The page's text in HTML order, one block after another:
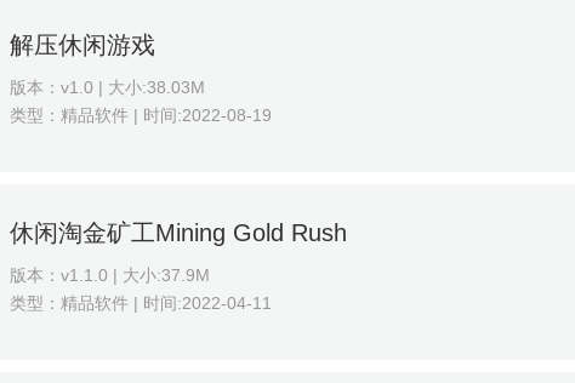
解压休闲游戏
版本：v1.0 | 大小:38.03M
类型：精品软件 | 时间:2022-08-19
休闲淘金矿工Mining Gold Rush
版本：v1.1.0 | 大小:37.9M
类型：精品软件 | 时间:2022-04-11